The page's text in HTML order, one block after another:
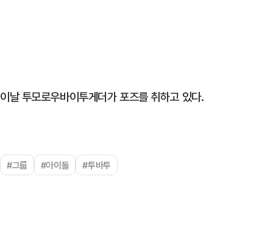
이날 투모로우바이투게더가 포즈를 취하고 있다.
#그룹 #아이돌 #투바투